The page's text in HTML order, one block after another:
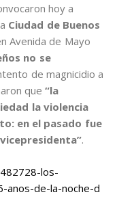
hoy a
Ciudad de Buenos
Avenida de Mayo
no se
de magnicidio a
que“la
la violencia
en el pasado fue
.
los-
anos-de-la-noche-d